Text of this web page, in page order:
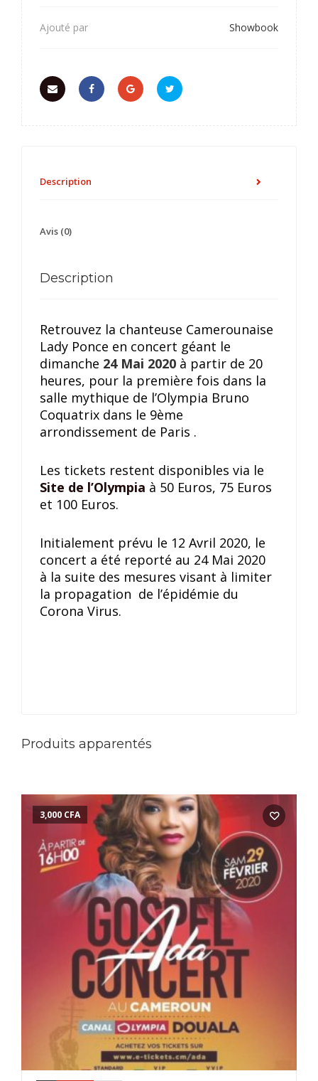
Ajouté par Showbook
Description
Avis (0)
Description
Retrouvez la chanteuse Camerounaise
Lady Ponce en concert géant le
dimanche 24 Mai 2020 à partir de 20
heures, pour la première fois dans la
salle mythique de l’Olympia Bruno
Coquatrix dans le 9ème
arrondissement de Paris .
Les tickets restent disponibles via le
Site de l’Olympia à 50 Euros, 75 Euros
et 100 Euros.
Initialement prévu le 12 Avril 2020, le
concert a été reporté au 24 Mai 2020
à la suite des mesures visant à limiter
la propagation de l’épidémie du
Corona Virus.
Produits apparentés
3,000 CFA